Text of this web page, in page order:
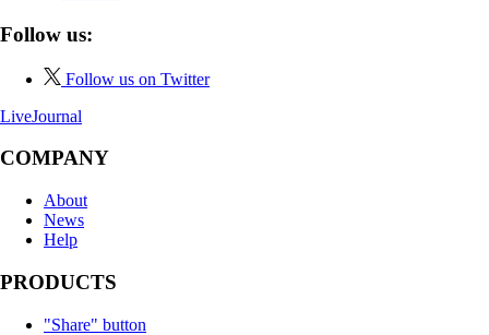
Follow us:
Follow us on Twitter
LiveJournal
COMPANY
About
News
Help
PRODUCTS
"Share" button